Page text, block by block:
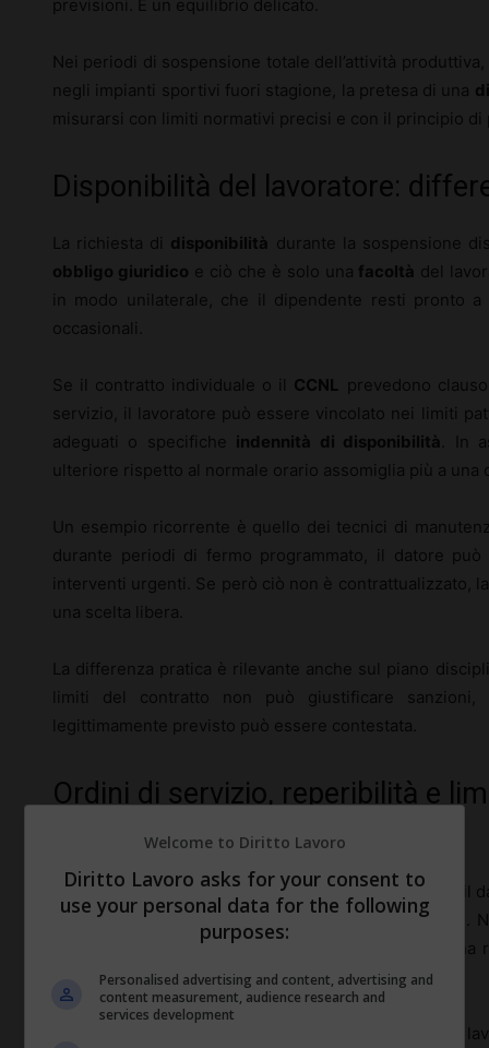
previsioni. È un equilibrio delicato.
Nei periodi di sospensione totale dell’attività
negli impianti sportivi fuori stagione, la pretesa di una
misurarsi con limiti normativi precisi e con il principio
Disponibilità del lavoratore:
La richiesta di disponibilità durante la sospensione
obbligo giuridico e ciò che è solo una facoltà del
in modo unilaterale, che il dipendente resti pronto
occasionali.
Se il contratto individuale o il CCNL prevedono
servizio, il lavoratore può essere vincolato nei limiti
adeguati o specifiche indennità di disponibilità
. In
ulteriore rispetto al normale orario assomiglia più a
Un esempio ricorrente è quello dei tecnici di
durante periodi di fermo programmato, il datore
interventi urgenti. Se però ciò non è contrattualizzato,
una scelta libera.
La differenza pratica è rilevante anche sul piano
limiti del contratto non può giustificare sanzioni,
legittimamente previsto può essere contestata.
Ordini di servizio, reperibilità e
sospensione
ordine di servizioè lo strumento ordinario con cui il
la prestazione è sospesa, la sua portata si restringe.
una chiusura aziendale per cassa integrazione in
insistenti e richieste continue di disponibilità.
vera e propria è una figura distinta: il
Welcome to Diritto Lavoro
Diritto Lavoro asks for your consent to
use your personal data for the following
purposes:
Personalised advertising and content, advertising and
content measurement, audience research and
services development